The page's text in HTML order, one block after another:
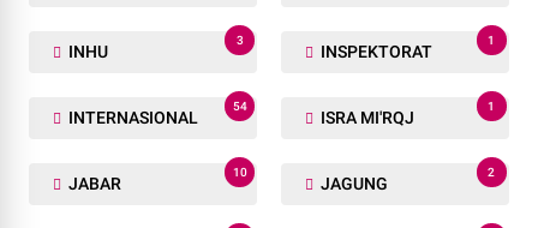
INHU
3
INSPEKTORAT
1
INTERNASIONAL
54
ISRA MI'RQJ
1
JABAR
10
JAGUNG
2